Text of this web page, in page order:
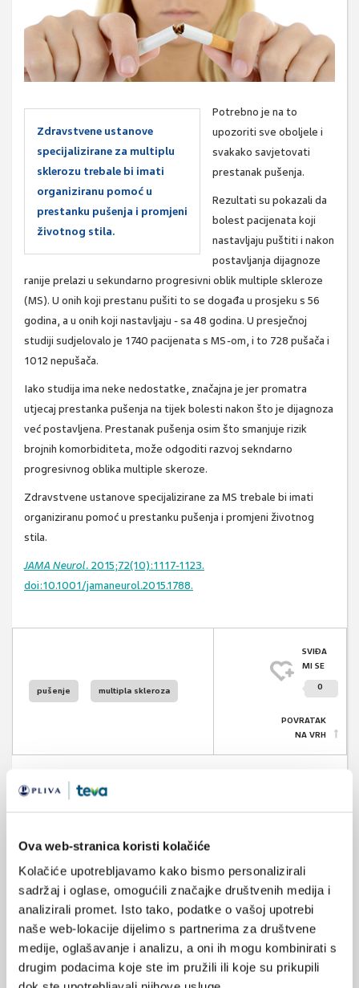
Ova web-stranica koristi kolačiće
Kolačiće upotrebljavamo kako bismo personalizirali
sadržaj i oglase, omogućili značajke društvenih medija i
analizirali promet. Isto tako, podatke o vašoj upotrebi
naše web-lokacije dijelimo s partnerima za društvene
medije, oglašavanje i analizu, a oni ih mogu kombinirati s
drugim podacima koje ste im pružili ili koje su prikupili
Zdravstvene ustanove
specijalizirane za multiplu
sklerozu trebale bi imati
organiziranu pomoć u
prestanku pušenja i promjeni
životnog stila.
Potrebno je na to
upozoriti sve oboljele i
svakako savjetovati
prestanak pušenja.
Rezultati su pokazali da
bolest pacijenata koji
nastavljaju puštiti i nakon
postavljanja dijagnoze
ranije prelazi u sekundarno progresivni oblik multiple skleroze
(MS). U onih koji prestanu pušiti to se događa u prosjeku s 56
godina, a u onih koji nastavljaju - sa 48 godina. U presječnoj
studiji sudjelovalo je 1740 pacijenata s MS-om, i to 728 pušača i
1012 nepušača.
Iako studija ima neke nedostatke, značajna je jer promatra
utjecaj prestanka pušenja na tijek bolesti nakon što je dijagnoza
već postavljena. Prestanak pušenja osim što smanjuje rizik
brojnih komorbiditeta, može odgoditi razvoj sekndarno
progresivnog oblika multiple skeroze.
Zdravstvene ustanove specijalizirane za MS trebale bi imati
organiziranu pomoć u prestanku pušenja i promjeni životnog
stila.
JAMA Neurol. 2015;72(10):1117-1123.
doi:10.1001/jamaneurol.2015.1788.
pušenje multipla skleroza
SVIĐA
MI SE
0
POVRATAK
NA VRH
06.12.2023.
Pušenje i mikrobiota sline
26.09.2023.
Nacionalni dan multiple skleroze 26. 9.